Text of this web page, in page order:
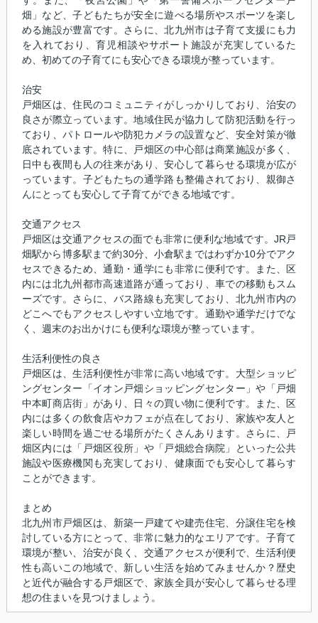
畑」など、子どもたちが安全に遊べる場所やスポーツを楽し
める施設が豊富です。さらに、北九州市は子育て支援にも力
を入れており、育児相談やサポート施設が充実しているた
め、初めての子育てにも安心できる環境が整っています。
治安
戸畑区は、住民のコミュニティがしっかりしており、治安の
良さが際立っています。地域住民が協力して防犯活動を行っ
ており、パトロールや防犯カメラの設置など、安全対策が徹
底されています。特に、戸畑区の中心部は商業施設が多く、
日中も夜間も人の往来があり、安心して暮らせる環境が広が
っています。子どもたちの通学路も整備されており、親御さ
んにとっても安心して子育てができる地域です。
交通アクセス
戸畑区は交通アクセスの面でも非常に便利な地域です。JR戸
畑駅から博多駅まで約30分、小倉駅まではわずか10分でアク
セスできるため、通勤・通学にも非常に便利です。また、区
内には北九州都市高速道路が通っており、車での移動もスム
ーズです。さらに、バス路線も充実しており、北九州市内の
どこへでもアクセスしやすい立地です。通勤や通学だけでな
く、週末のお出かけにも便利な環境が整っています。
生活利便性の良さ
戸畑区は、生活利便性が非常に高い地域です。大型ショッピ
ングセンター「イオン戸畑ショッピングセンター」や「戸畑
中本町商店街」があり、日々の買い物に便利です。また、区
内には多くの飲食店やカフェが点在しており、家族や友人と
楽しい時間を過ごせる場所がたくさんあります。さらに、戸
畑区内には「戸畑区役所」や「戸畑総合病院」といった公共
施設や医療機関も充実しており、健康面でも安心して暮らす
ことができます。
まとめ
北九州市戸畑区は、新築一戸建てや建売住宅、分譲住宅を検
討している方にとって、非常に魅力的なエリアです。子育て
環境が整い、治安が良く、交通アクセスが便利で、生活利便
性も高いこの地域で、新しい生活を始めてみませんか？歴史
と近代が融合する戸畑区で、家族全員が安心して暮らせる理
想の住まいを見つけましょう。